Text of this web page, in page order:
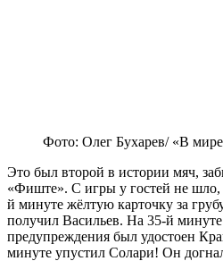
Фото: Олег Бухарев/ «В мире
Это был второй в истории мяч,
«Фиште». С игры у гостей не шло,
й минуте жёлтую карточку за
получил Васильев. На 35-й минуте
предупреждения был удостоен
минуте упустил Солари! Он